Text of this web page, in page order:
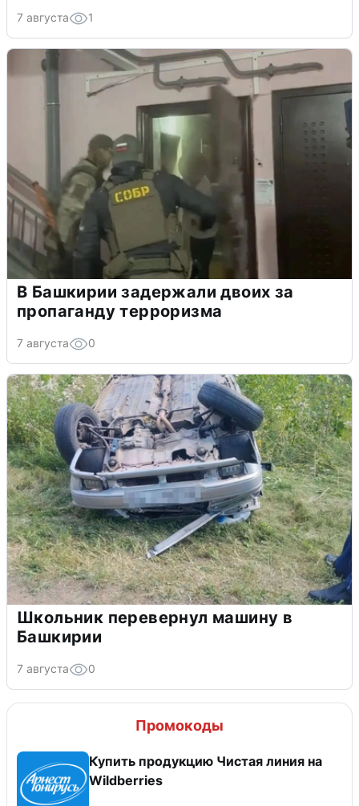
7 августа 1
В Башкирии задержали двоих за
пропаганду терроризма
7 августа 0
Школьник перевернул машину в
Башкирии
7 августа 0
Промокоды
Купить продукцию Чистая линия на
Wildberries